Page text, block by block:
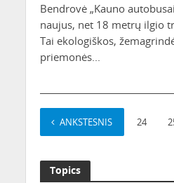
Bendrovė „Kauno
naujus, net 18 metrų ilgio
Tai ekologiškos,
priemonės...
ANKSTESNIS
1 … 24
Topics